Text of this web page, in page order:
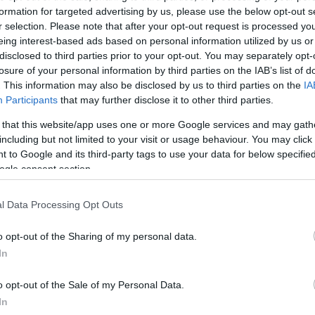
for targeted advertising by us, please use the below opt-out
selection. Please note that after your opt-out request is processed
interest-based ads based on personal information utilized by us
to third parties prior to your opt-out. You may separately
of your personal information by third parties on the IAB’s list of
This information may also be disclosed by us to third parties on the
Participants that may further disclose it to other third parties.
that this website/app uses one or more Google services and may
but not limited to your visit or usage behaviour. You may
to Google and its third-party tags to use your data for below
consent section.
Data Processing Opt Outs
opt-out of the Sharing of my personal data.
opt-out of the Sale of my Personal Data.
στα ακριβά εστιατόρια του εξωτερικού
παράνομα 20.000 ολοθούρια
τα σκάφη και το όχημα των 3 δραστών που δεν
άδειες αλιείας
Θα πωλούσε 212 κιλά
αλιευμένα ολοθούρια
την στιγμή που είχε φορτώσει στο Ι.Χ.
ελάχιστου επιτρεπόμενου